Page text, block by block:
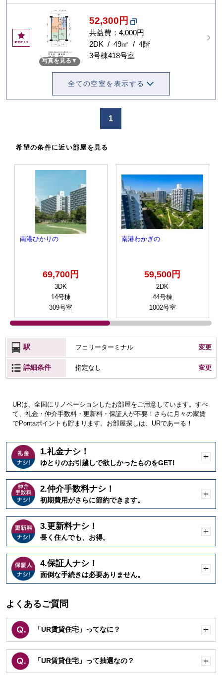
り
お
気
写真を見る
52,300円
共益費：4,000円
2DK / 49㎡ / 4階
3号棟418号室
全ての空室を表示する
1
希望の条件に近い部屋を見る
南港ひかりの
69,700円
3DK
14号棟
309号室
南港わかぎの
59,500円
2DK
44号棟
1002号室
駅 フェリーターミナル 変更
詳細条件 指定なし 変更
URは、全国にリノベーションしたお部屋をご用意しています。すべ
て、礼金・仲介手数料・更新料・保証人が不要！さらに月々の家賃
でPontaポイントも貯まります。お部屋探しは、URであーる！
1.礼金ナシ！
ゆとりのお引越しで欲しかったものをGET!
く
2.仲介手数料ナシ！
初期費用がさらに節約できます。
く
3.更新料ナシ！
長く住んでも、お得。
く
4.保証人ナシ！
面倒な手続きは必要ありません。
く
よくあるご質問
「UR賃貸住宅」ってなに？
く
「UR賃貸住宅」って抽選なの？
く